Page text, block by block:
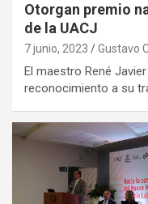
Otorgan premio
de la UACJ
7 junio, 2023 Gustavo
El maestro René
reconocimiento a su